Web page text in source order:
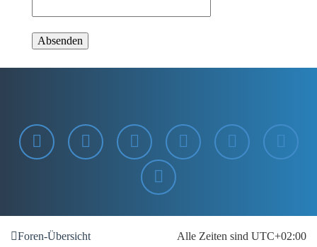
Foren-Übersicht Alle Zeiten sind UTC+02:00